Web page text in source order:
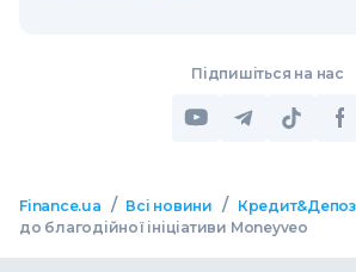
Підпишіться на нас
Finance.ua / Всі новини /
до благодійної ініціативи Moneyveo